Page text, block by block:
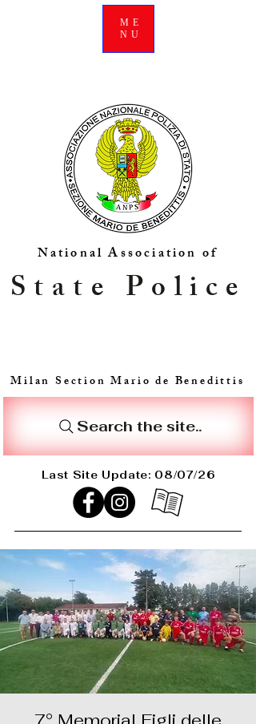
ME
NU
National Association of
Milan Section Mario de Benedittis
Search the site..
State Police
Last Site Update: 08/07/26